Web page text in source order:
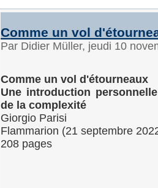
Comme un vol
Par Didier Müller, jeudi 10
Comme un vol d'étourneaux
Une introduction
de la complexité
Giorgio Parisi
Flammarion (21 septembre
208 pages